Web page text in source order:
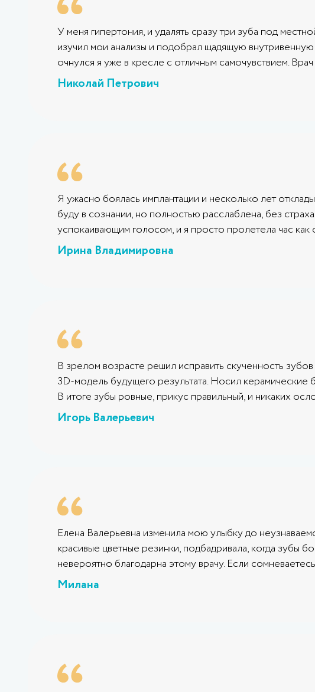
У меня гипертония, и удалять сразу три зуба под
изучил мои анализы и подобрал щадящую
очнулся я уже в кресле с отличным самочувствием.
Николай Петрович
Я ужасно боялась имплантации и несколько лет
буду в сознании, но полностью расслаблена, без
успокаивающим голосом, и я просто пролетела час
Ирина Владимировна
В зрелом возрасте решил исправить скученность
3D-модель будущего результата. Носил керамические
В итоге зубы ровные, прикус правильный, и никаких
Игорь Валерьевич
Елена Валерьевна изменила мою улыбку до
красивые цветные резинки, подбадривала, когда зубы
невероятно благодарна этому врачу. Если
Милана